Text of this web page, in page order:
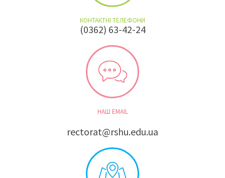
КОНТАКТНІ ТЕЛЕФОНИ
(0362) 63-42-24
НАШ EMAIL
rectorat@rshu.edu.ua